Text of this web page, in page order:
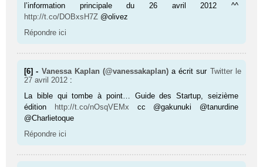
l’information principale du 26 avril 2012 ^^
http://t.co/DOBxsH7Z @olivez
Répondre ici
[6] - Vanessa Kaplan (@vanessakaplan) a écrit sur Twitter le
27 avril 2012 :
La bible qui tombe à point… Guide des Startup, seizième
édition
http://t.co/nOsqVEMx cc @gakunuki @tanurdine
@Charlietoque
Répondre ici